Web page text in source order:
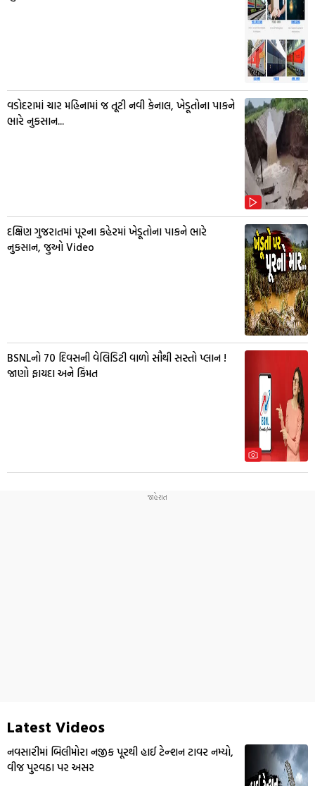
વડોદરામાં ચાર મહિનામાં જ તૂટી નવી કેનાલ, ખેડૂતોના પાકને
ભારે નુકસાન...
દક્ષિણ ગુજરાતમાં પૂરના કહેરમાં ખેડૂતોના પાકને ભારે
નુકસાન, જુઓ Video
BSNLનો 70 દિવસની વેલિડિટી વાળો સૌથી સસ્તો પ્લાન !
જાણો ફાયદા અને કિંમત
Latest Videos
નવસારીમાં બિલીમોરા નજીક પૂરથી હાઈ ટેન્શન ટાવર નમ્યો,
વીજ પુરવઠા પર અસર